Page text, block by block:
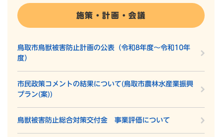
施策・計画・会議
鳥取市鳥獣被害防止計画の公表（令和8年度～令和10年
度）
市民政策コメントの結果について(鳥取市農林水産業振興
プラン(案))
鳥獣被害防止総合対策交付金 事業評価について